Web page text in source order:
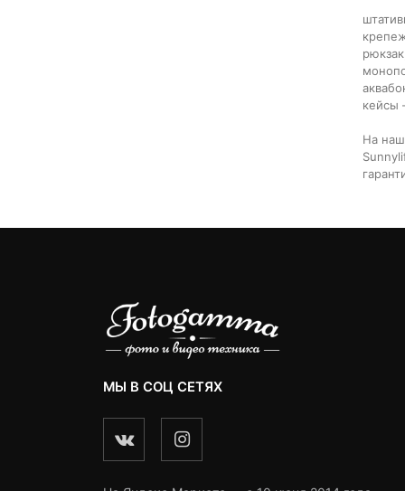
кейсы
На
МЫ В СОЦ СЕТЯХ